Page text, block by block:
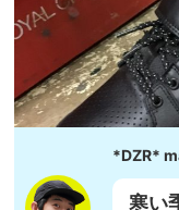
*DZR*
寒い